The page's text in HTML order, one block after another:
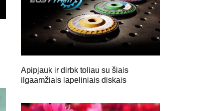
Apipjauk ir dirbk toliau su šiais
ilgaamžiais lapeliniais diskais